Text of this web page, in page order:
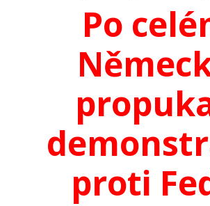
Po
proti